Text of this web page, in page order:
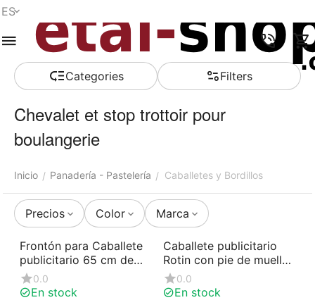
ES
Сategories Filters
Chevalet et stop trottoir pour
boulangerie
Inicio / Panadería - Pastelería / Caballetes y Bordillos
Precios Color Marca
Frontón para Caballete
publicitario 65 cm de
ancho Panadería
0.0
En stock
Caballete publicitario
Rotin con pie de muelle
67x97x138 cm
0.0
En stock
Menú Buscar Carro de la
compra
Lista de la
compra
Comparar Account